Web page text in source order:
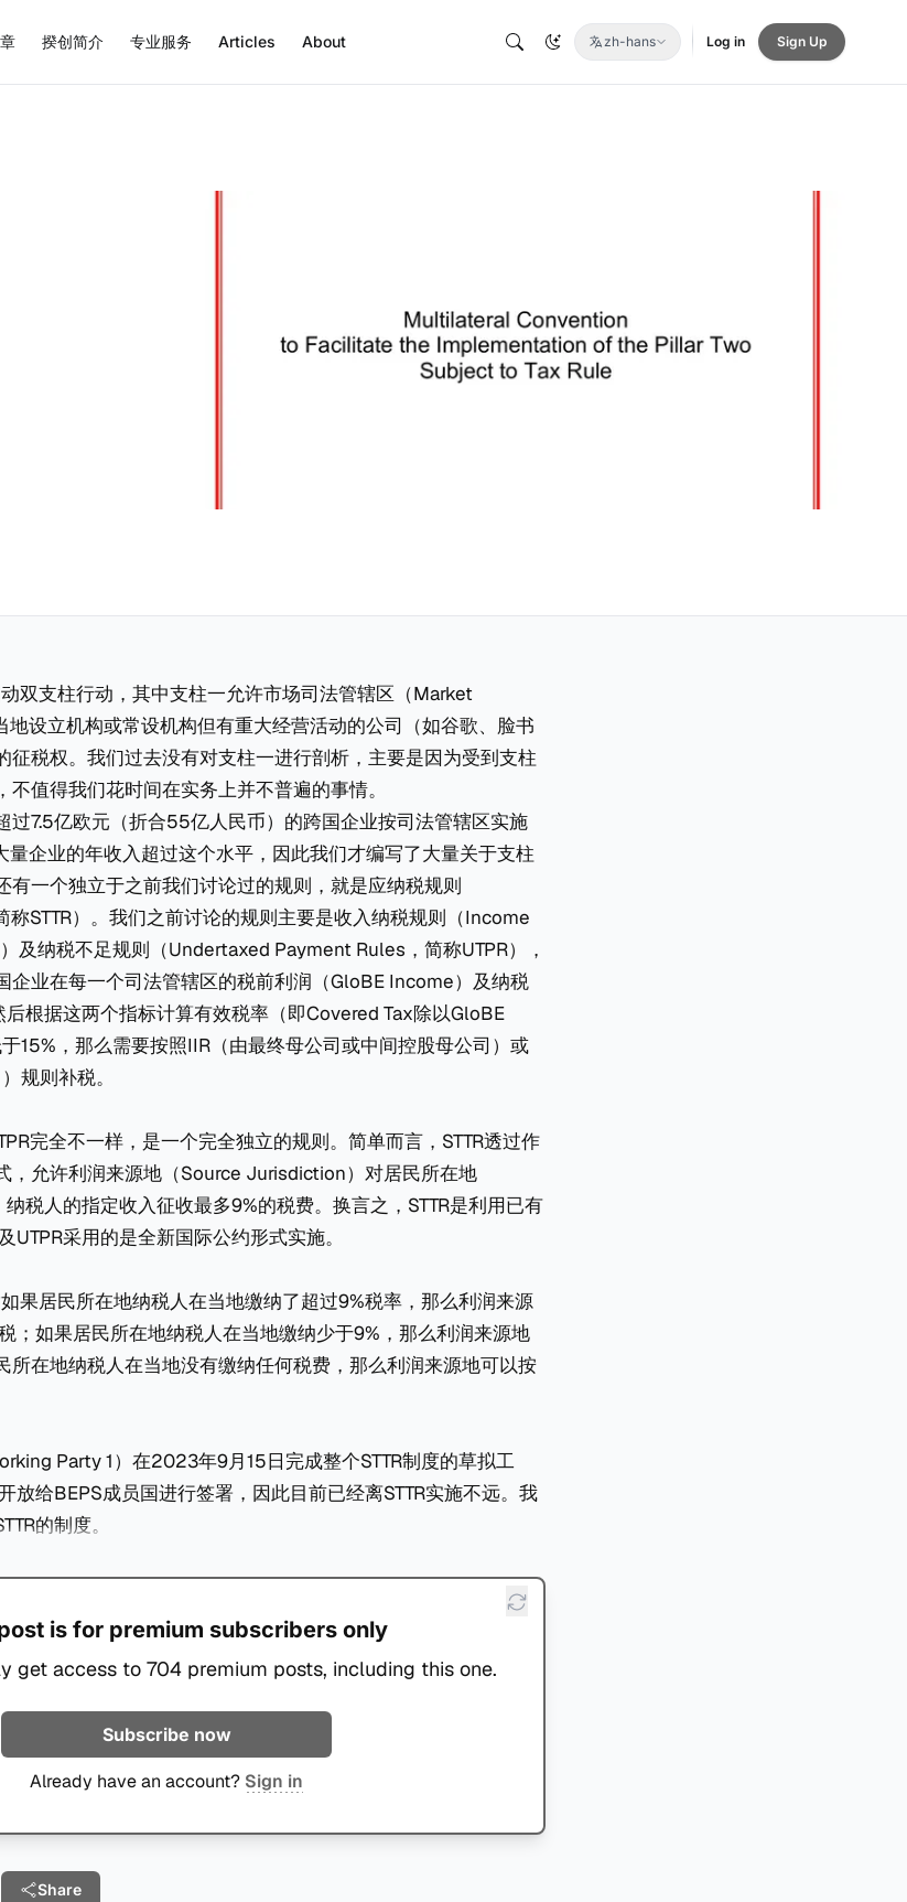
揆创简介 专业服务 Articles About zh-hans Log in Sign Up
双支柱行动，其中支柱一允许市场司法管辖区（Market
设立机构或常设机构但有重大经营活动的公司（如谷歌、脸书
征税权。我们过去没有对支柱一进行剖析，主要是因为受到支柱
值得我们花时间在实务上并不普遍的事情。
过7.5亿欧元（折合55亿人民币）的跨国企业按司法管辖区实施
量企业的年收入超过这个水平，因此我们才编写了大量关于支柱
有一个独立于之前我们讨论过的规则，就是应纳税规则
称STTR）。我们之前讨论的规则主要是收入纳税规则（Income
及纳税不足规则（Undertaxed Payment Rules，简称UTPR），
企业在每一个司法管辖区的税前利润（GloBE Income）及纳税
根据这两个指标计算有效税率（即Covered Tax除以GloBE
15%，那么需要按照IIR（由最终母公司或中间控股母公司）或
规则补税。
完全不一样，是一个完全独立的规则。简单而言，STTR透过作
，允许利润来源地（Source Jurisdiction）对居民所在地
税人的指定收入征收最多9%的税费。换言之，STTR是利用已有
UTPR采用的是全新国际公约形式实施。
果居民所在地纳税人在当地缴纳了超过9%税率，那么利润来源
；如果居民所在地纳税人在当地缴纳少于9%，那么利润来源地
所在地纳税人在当地没有缴纳任何税费，那么利润来源地可以按
Party 1）在2023年9月15日完成整个STTR制度的草拟工
放给BEPS成员国进行签署，因此目前已经离STTR实施不远。我
的制度。
is for premium subscribers only
get access to 704 premium posts, including this one.
Subscribe now
Already have an account? Sign in
Share